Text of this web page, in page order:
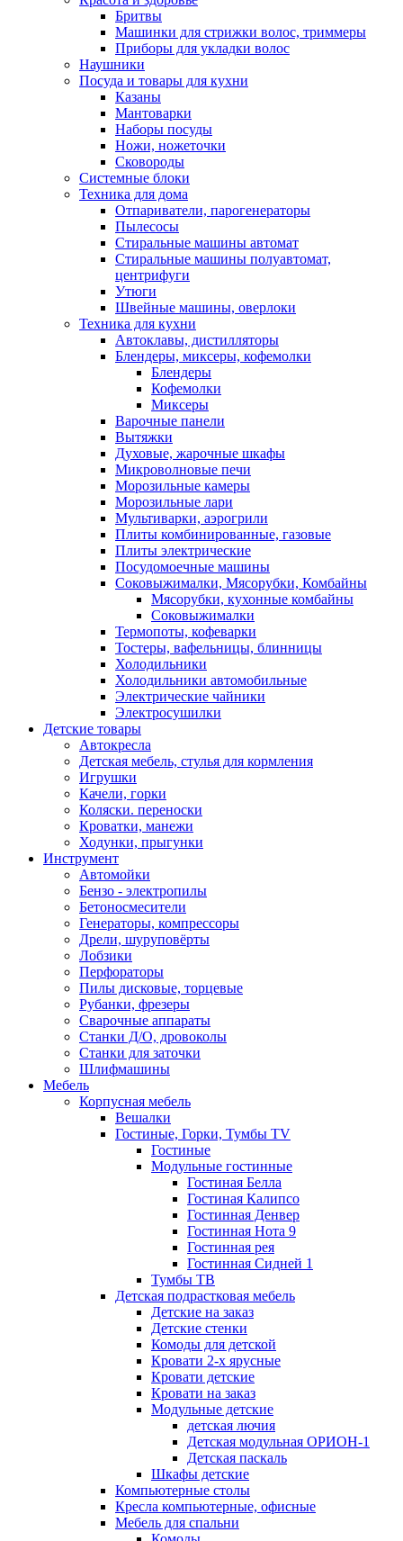
Бритвы
Машинки для стрижки волос, триммеры
Приборы для укладки волос
Наушники
Посуда и товары для кухни
Казаны
Мантоварки
Наборы посуды
Ножи, ножеточки
Сковороды
Системные блоки
Техника для дома
Отпариватели, парогенераторы
Пылесосы
Стиральные машины автомат
Стиральные машины полуавтомат,
центрифуги
Утюги
Швейные машины, оверлоки
Техника для кухни
Автоклавы, дистилляторы
Блендеры, миксеры, кофемолки
Блендеры
Кофемолки
Миксеры
Варочные панели
Вытяжки
Духовые, жарочные шкафы
Микроволновые печи
Морозильные камеры
Морозильные лари
Мультиварки, аэрогрили
Плиты комбинированные, газовые
Плиты электрические
Посудомоечные машины
Соковыжималки, Мясорубки, Комбайны
Мясорубки, кухонные комбайны
Соковыжималки
Термопоты, кофеварки
Тостеры, вафельницы, блинницы
Холодильники
Холодильники автомобильные
Электрические чайники
Электросушилки
Детские товары
Автокресла
Детская мебель, стулья для кормления
Игрушки
Качели, горки
Коляски. переноски
Кроватки, манежи
Ходунки, прыгунки
Инструмент
Автомойки
Бензо - электропилы
Бетоносмесители
Генераторы, компрессоры
Дрели, шуруповёрты
Лобзики
Перфораторы
Пилы дисковые, торцевые
Рубанки, фрезеры
Сварочные аппараты
Станки Д/О, дровоколы
Станки для заточки
Шлифмашины
Мебель
Корпусная мебель
Вешалки
Гостиные, Горки, Тумбы TV
Гостиные
Модульные гостинные
Гостиная Белла
Гостиная Калипсо
Гостинная Денвер
Гостинная Нота 9
Гостинная рея
Гостинная Сидней 1
Тумбы ТВ
Детская подрастковая мебель
Детские на заказ
Детские стенки
Комоды для детской
Кровати 2-х ярусные
Кровати детские
Кровати на заказ
Модульные детские
детская лючия
Детская модульная ОРИОН-1
Детская паскаль
Шкафы детские
Компьютерные столы
Кресла компьютерные, офисные
Мебель для спальни